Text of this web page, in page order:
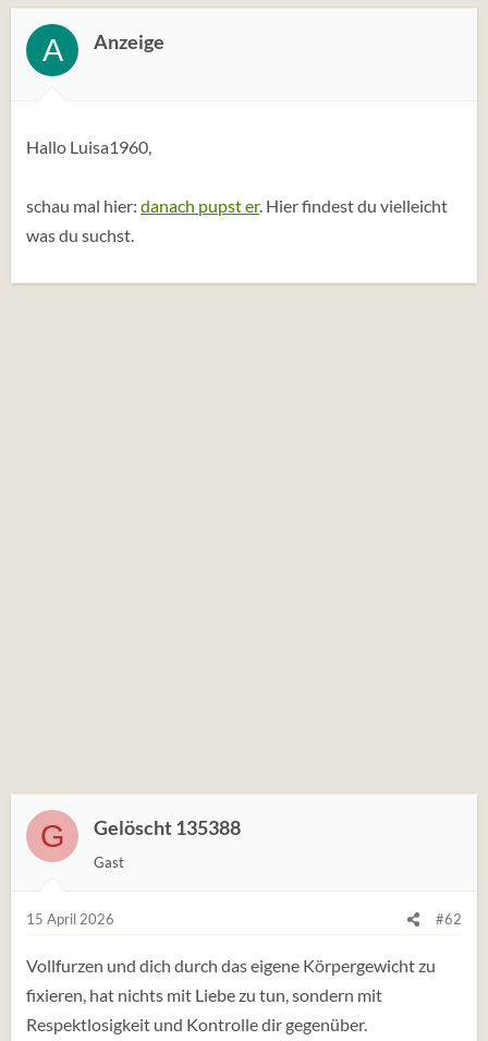
A Anzeige
Hallo Luisa1960,
schau mal hier: danach pupst er. Hier findest du vielleicht
was du suchst.
G Gelöscht 135388
Gast
15 April 2026 #62
Vollfurzen und dich durch das eigene Körpergewicht zu
fixieren, hat nichts mit Liebe zu tun, sondern mit
Respektlosigkeit und Kontrolle dir gegenüber.